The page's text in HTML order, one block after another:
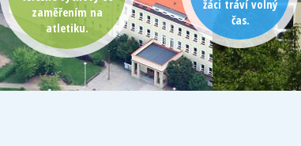
zaměřením na
atletiku.
žáci tráví volný
čas.